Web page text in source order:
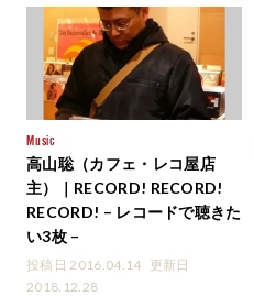
Music
高山聡（カフェ・レコ屋店
主）｜RECORD! RECORD!
RECORD! – レコードで聴きた
い3枚 –
投稿日 2016.04.14 更新日
2018.12.28